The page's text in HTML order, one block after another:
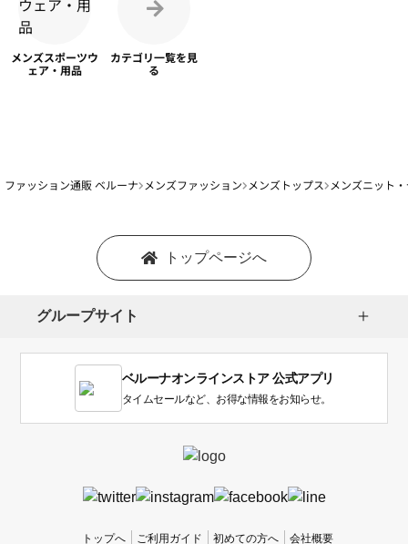
メンズスポーツウ
ェア・用品
カテゴリ一覧を見
る
ファッション通販 ベルーナ メンズファッション メンズトップス メンズニット
トップページへ
グループサイト
ベルーナオンラインストア 公式アプリ
タイムセールなど、お得な情報をお知らせ。
トップへ ご利用ガイド 初めての方へ 会社概要